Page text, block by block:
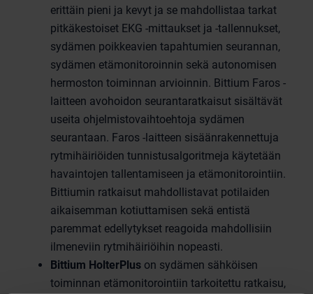
erittäin pieni ja kevyt ja se mahdollistaa tarkat
pitkäkestoiset EKG -mittaukset ja -tallennukset,
sydämen poikkeavien tapahtumien seurannan,
sydämen etämonitoroinnin sekä autonomisen
hermoston toiminnan arvioinnin. Bittium Faros -
laitteen avohoidon seurantaratkaisut sisältävät
useita ohjelmistovaihtoehtoja sydämen
seurantaan. Faros -laitteen sisäänrakennettuja
rytmihäiriöiden tunnistusalgoritmeja käytetään
havaintojen tallentamiseen ja etämonitorointiin.
Bittiumin ratkaisut mahdollistavat potilaiden
aikaisemman kotiuttamisen sekä entistä
paremmat edellytykset reagoida mahdollisiin
ilmeneviin rytmihäiriöihin nopeasti.
Bittium HolterPlus on sydämen sähköisen
toiminnan etämonitorointiin tarkoitettu ratkaisu,